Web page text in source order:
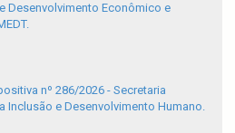
Desenvolvimento Econômico e
nº 286/2026 - Secretaria
Inclusão e Desenvolvimento Humano.